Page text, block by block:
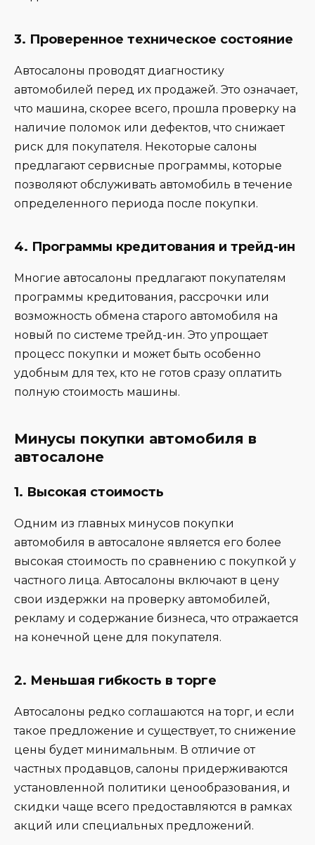
3. Проверенное техническое состояние
Автосалоны проводят диагностику
автомобилей перед их продажей. Это означает,
что машина, скорее всего, прошла проверку на
наличие поломок или дефектов, что снижает
риск для покупателя. Некоторые салоны
предлагают сервисные программы, которые
позволяют обслуживать автомобиль в течение
определенного периода после покупки.
4. Программы кредитования и трейд-ин
Многие автосалоны предлагают покупателям
программы кредитования, рассрочки или
возможность обмена старого автомобиля на
новый по системе трейд-ин. Это упрощает
процесс покупки и может быть особенно
удобным для тех, кто не готов сразу оплатить
полную стоимость машины.
Минусы покупки автомобиля в
автосалоне
1. Высокая стоимость
Одним из главных минусов покупки
автомобиля в автосалоне является его более
высокая стоимость по сравнению с покупкой у
частного лица. Автосалоны включают в цену
свои издержки на проверку автомобилей,
рекламу и содержание бизнеса, что отражается
на конечной цене для покупателя.
2. Меньшая гибкость в торге
Автосалоны редко соглашаются на торг, и если
такое предложение и существует, то снижение
цены будет минимальным. В отличие от
частных продавцов, салоны придерживаются
установленной политики ценообразования, и
скидки чаще всего предоставляются в рамках
акций или специальных предложений.